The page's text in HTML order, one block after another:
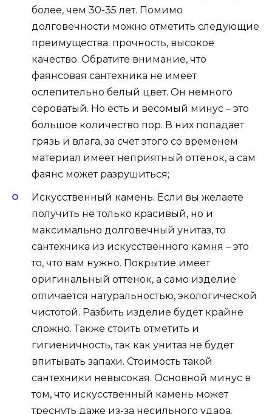
более, чем 30-35 лет. Помимо
долговечности можно отметить следующие
преимущества: прочность, высокое
качество. Обратите внимание, что
фаянсовая сантехника не имеет
ослепительно белый цвет. Он немного
сероватый. Но есть и весомый минус – это
большое количество пор. В них попадает
грязь и влага, за счет этого со временем
материал имеет неприятный оттенок, а сам
фаянс может разрушиться;
Искусственный камень. Если вы желаете
получить не только красивый, но и
максимально долговечный унитаз, то
сантехника из искусственного камня – это
то, что вам нужно. Покрытие имеет
оригинальный оттенок, а само изделие
отличается натуральностью, экологической
чистотой. Разбить изделие будет крайне
сложно. Также стоить отметить и
гигиеничность, так как унитаз не будет
впитывать запахи. Стоимость такой
сантехники невысокая. Основной минус в
том, что искусственный камень может
треснуть даже из-за несильного удара.